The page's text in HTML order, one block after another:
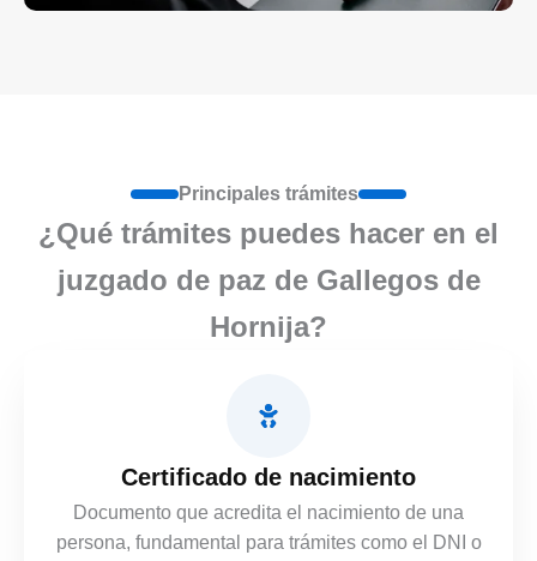
Principales trámites
¿Qué trámites puedes hacer en el
juzgado de paz de Gallegos de
Hornija?
Certificado de nacimiento
Documento que acredita el nacimiento de una
persona, fundamental para trámites como el DNI o